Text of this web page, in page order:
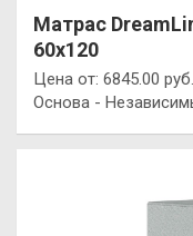
Матрас
60х120
Цена от: 6845.00
Основа -